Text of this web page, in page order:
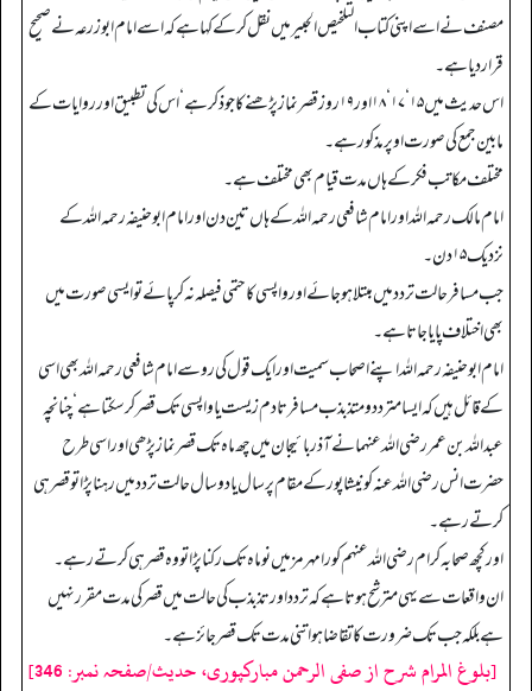
مصنف نے اسے اپنی کتاب التلخیص الحبیر میں نقل کرکے کہا ہے کہ اسے امام ابوزرعہ نے صحیح
قرار دیا ہے۔
اس حدیث میں ۱۵‘ ۱۷‘ ۱۸ اور ۱۹ روز قصر نماز پڑھنے کا جو ذکر ہے‘ اس کی تطبیق اور روایات کے
مابین جمع کی صورت اوپر مذکور ہے۔
مختلف مکاتب فکر کے ہاں مدت قیام بھی مختلف ہے۔
امام مالک رحمہ اللہ اور امام شافعی رحمہ اللہ کے ہاں تین دن اور امام ابوحنیفہ رحمہ اللہ کے
نزدیک ۱۵ دن۔
جب مسافر حالت تردد میں مبتلا ہو جائے اور واپسی کا حتمی فیصلہ نہ کر پائے تو ایسی صورت میں
بھی اختلاف پایا جاتا ہے۔
امام ابوحنیفہ رحمہ اللہ اپنے اصحاب سمیت اور ایک قول کی رو سے امام شافعی رحمہ اللہ بھی اسی
کے قائل ہیں کہ ایسا متردد و متذبذب مسافر تادم زیست یا واپسی تک قصر کر سکتا ہے‘ چنانچہ
عبداللہ بن عمر رضی اللہ عنہما نے آذر بائیجان میں چھ ماہ تک قصر نماز پڑھی اور اسی طرح
حضرت انس رضی اللہ عنہ کو نیشا پور کے مقام پر سال یا دو سال حالت تردد میں رہنا پڑا تو قصر ہی
کرتے رہے۔
اور کچھ صحابہ کرام رضی اللہ عنہم کو رامہرمز میں نو ماہ تک رکنا پڑا تو وہ قصر ہی کرتے رہے۔
ان واقعات سے یہی مترشح ہوتا ہے کہ تردد اور تذبذب کی حالت میں قصر کی مدت مقرر نہیں
ہے بلکہ جب تک ضرورت کا تقاضا ہو اتنی مدت تک قصر جائز ہے۔
[بلوغ المرام شرح از صفی الرحمن مبارکپوری، حدیث/صفحہ نمبر: 346]